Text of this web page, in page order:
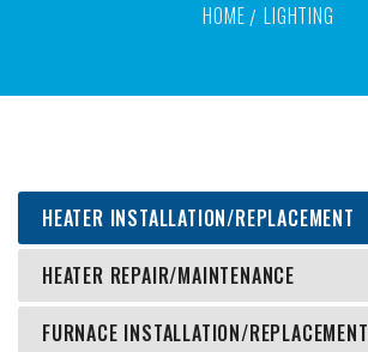
HOME LIGHTING
HEATER INSTALLATION/REPLACEMENT
HEATER REPAIR/MAINTENANCE
FURNACE INSTALLATION/REPLACEMENT